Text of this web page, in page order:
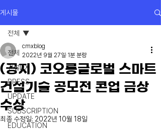
게시물
전체
건설DX
PRESS
UPDATE
SUBSCRIPTION
EDUCATION
전체
( 공지) 코오롱글로벌 스마트
건설기술 공모전 콘업 금상
수상
cmxblog
2022년 9월 27일 1분 분량
최종 수정일: 2022년 10월 18일